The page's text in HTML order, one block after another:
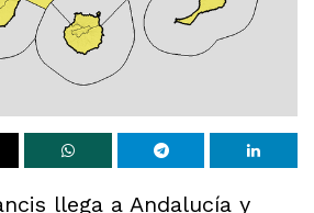
llega a Andalucía y